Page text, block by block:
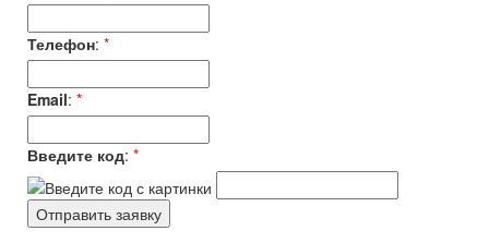
Телефон: *
Email: *
Введите код: *